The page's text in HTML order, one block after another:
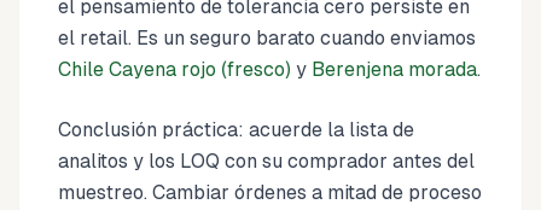
el pensamiento de tolerancia cero persiste en
el retail. Es un seguro barato cuando enviamos
Chile Cayena rojo (fresco) y Berenjena morada.
Conclusión práctica: acuerde la lista de
analitos y los LOQ con su comprador antes del
muestreo. Cambiar órdenes a mitad de proceso